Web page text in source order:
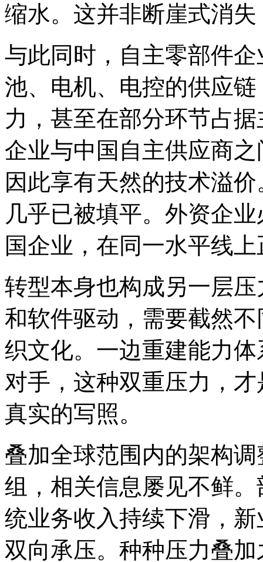
缩水。这并非断崖式消
与此同时，自主零部件
池、电机、电控的供应
力，甚至在部分环节占
企业与中国自主供应商
因此享有天然的技术溢
几乎已被填平。外资企
国企业，在同一水平线
转型本身也构成另一层
和软件驱动，需要截然
织文化。一边重建能力
对手，这种双重压力，
真实的写照。
叠加全球范围内的架构
组，相关信息屡见不鲜
统业务收入持续下滑，
双向承压。种种压力叠